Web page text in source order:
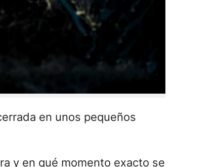
en unos pequeños
y en qué momento exacto se